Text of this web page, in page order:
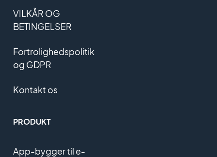
VILKÅR OG
BETINGELSER
Fortrolighedspolitik
og GDPR
Kontakt os
PRODUKT
App-bygger til e-